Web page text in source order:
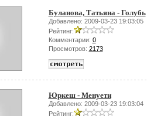
Буланова, Татьяна - Голубь
Добавлено: 2009-03-23 19:03:05
Рейтинг:
Комментарии: 0
Просмотров: 2173
Юркеш - Менуети
Добавлено: 2009-03-23 19:03:04
Рейтинг: